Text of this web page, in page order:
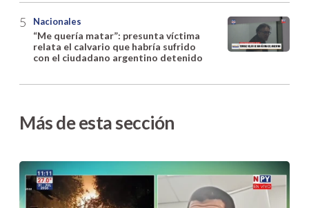
Nacionales
“Me quería matar”: presunta víctima
relata el calvario que habría sufrido
con el ciudadano argentino detenido
Más de esta sección